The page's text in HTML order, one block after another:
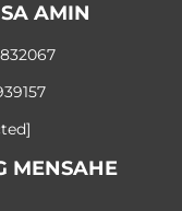
AMIN
MENSAHE